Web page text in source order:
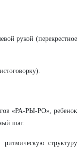
рукой (перекрестное
«РА-РЫ-РО», ребенок
шаг.
структуру